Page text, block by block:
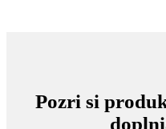
Pozri si